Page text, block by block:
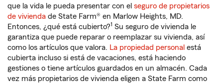
que la vida le pueda presentar con el seguro de propietarios
de vivienda de State Farm® en Marlow Heights, MD.
Entonces, ¿qué está cubierto?1 Su seguro de vivienda le
garantiza que puede reparar o reemplazar su vivienda, así
como los artículos que valora. La propiedad personal está
cubierta incluso si está de vacaciones, está haciendo
gestiones o tiene artículos guardados en un almacén. Cada
vez más propietarios de vivienda eligen a State Farm como